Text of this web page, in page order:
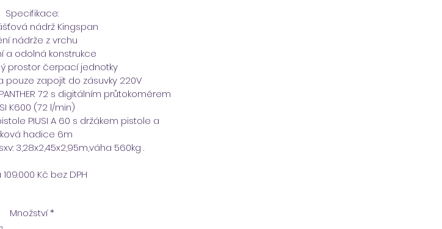
Specifikace:
nádrž Kingspan
nádrže z vrchu
a odolná konstrukce
prostor čerpací jednotky
pouze zapojit do zásuvky 220V
72 s digitálním průtokoměrem
K600 (72 l/min)
PIUSI A 60 s držákem pistole a
hadice 6m
3,28x2,45x2,95m,váha 560kg .
Kč bez DPH
Množství *